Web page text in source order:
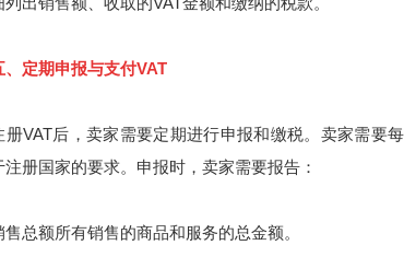
期申报与支付VAT
后，卖家需要定期进行申报和缴税。卖家需要每
注册国家的要求。申报时，卖家需要报告：
额所有销售的商品和服务的总金额。